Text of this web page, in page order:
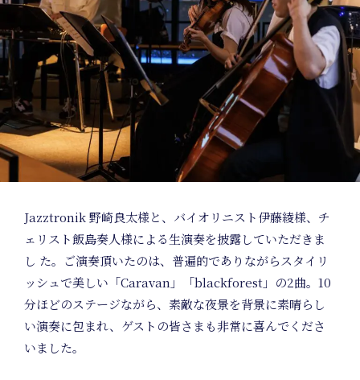
Jazztronik 野崎良太様と、バイオリニスト伊藤綾様、チ
ェリスト飯島奏人様による生演奏を披露していただきま
し た。ご演奏頂いたのは、普遍的でありながらスタイリ
ッシュで美しい「Caravan」「blackforest」の2曲。10
分ほどのステージながら、素敵な夜景を背景に素晴らし
い演奏に包まれ、ゲストの皆さまも非常に喜んでくださ
いました。